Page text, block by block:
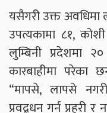
यसैगरी उक्त अवधिमा
उपत्यकामा ८१,
लुम्बिनी प्रदेशमा
कारबाहीमा परेका
“मापसे, लापसे
प्रवद्र्धन गर्न प्रहरी